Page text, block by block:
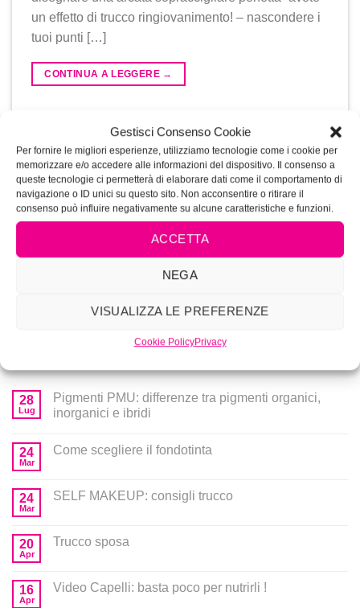
Gestisci Consenso Cookie
Per fornire le migliori esperienze, utilizziamo tecnologie come i cookie per
memorizzare e/o accedere alle informazioni del dispositivo. Il consenso a
queste tecnologie ci permetterà di elaborare dati come il comportamento di
navigazione o ID unici su questo sito. Non acconsentire o ritirare il
consenso può influire negativamente su alcune caratteristiche e funzioni.
ACCETTA
NEGA
VISUALIZZA LE PREFERENZE
Cookie PolicyPrivacy
un effetto di trucco ringiovanimento! – nascondere i
tuoi punti […]
CONTINUA A LEGGERE →
Makeup | Taggatoaccademiaditrucco
sopraccigliare, bridemakeup corsitrucco corsitruccocorrettivo
corsitruccosposa,corso trucco,corsotatuaggiolabbra ,eyebrows,
eyeliner,eyeshadow,fondotinta,foundation ,labbra ,lip tattoo
courses, make-up,makeup,makeupartist,makeupsposa,
Microblading,microbladingdubai,miglioricorsitrucco,ombretti,
pigmenti,Selfmakeup,skincare,trucco roma,trucco
Truccopermanente ,valorizzare se stesse
Vivianaramassotto,vivimakeup,Vivimakeupacademy,vivistyle
28
Lug
Pigmenti PMU: differenze tra pigmenti organici,
inorganici e ibridi
24
Mar
Come scegliere il fondotinta
24
Mar
SELF MAKEUP: consigli trucco
20
Apr
Trucco sposa
16
Apr
Video Capelli: basta poco per nutrirli !